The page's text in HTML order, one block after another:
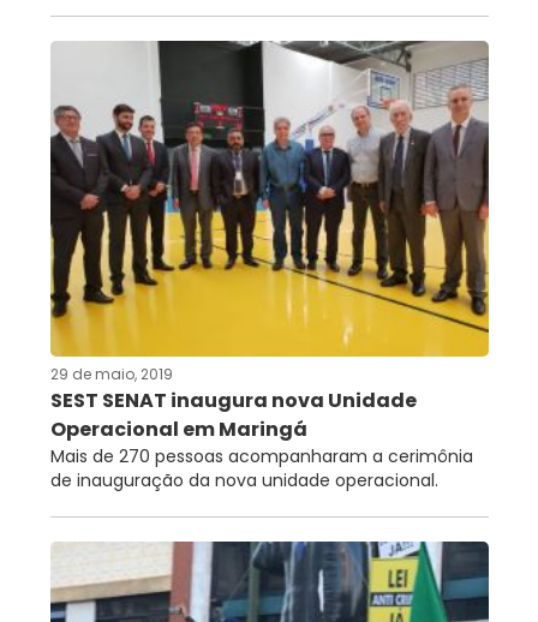
29 de maio, 2019
SEST SENAT inaugura nova Unidade
Operacional em Maringá
Mais de 270 pessoas acompanharam a cerimônia
de inauguração da nova unidade operacional.